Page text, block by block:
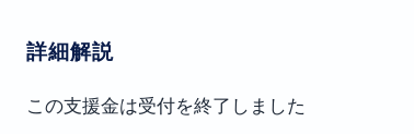
詳細解説
この支援金は受付を終了しました